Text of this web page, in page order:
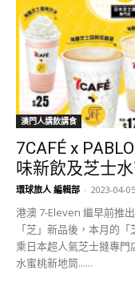
澳門人講飲講食
7CAFÉ x
味新飲及芝士
環球旅人 編輯部 - 2023-04-05
港澳 7-Eleven 繼早前推
「芝」新品後，本月的
乘日本超人氣芝士撻專門
水蜜桃新地筒......